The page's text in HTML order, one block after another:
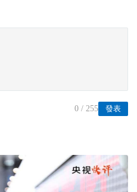
發表
0 / 255